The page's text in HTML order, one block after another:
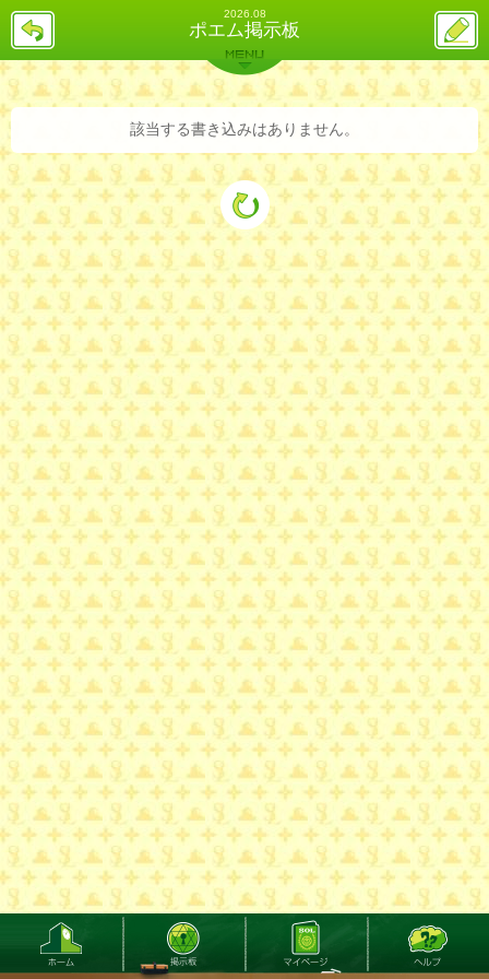
2026.08
ポエム掲示板
戻
ス
投
稿
バックナンバー 詳細検索 ランキング
MENU
該当する書き込みはありません。